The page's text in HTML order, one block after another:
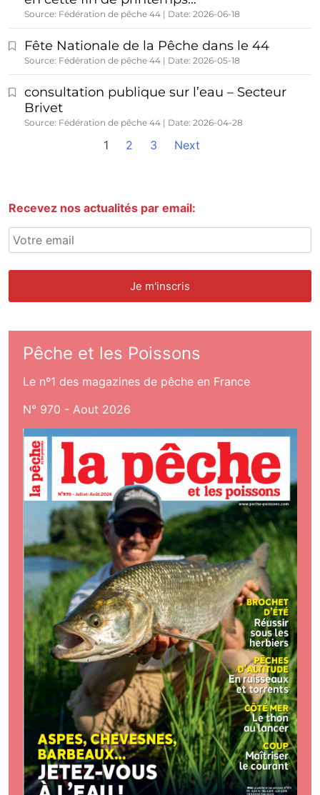
Source: Fédération de pêche 44 Date: 2026-06-18
Fête Nationale de la Pêche dans le 44
Source: Fédération de pêche 44 Date: 2026-05-18
consultation publique sur l’eau – Secteur
Brivet
Source: Fédération de pêche 44 Date: 2026-04-28
1 2 3 Next
Recevez nos actualités par email:
Pêche et les Poissons
Le nº1 des magazines de pêche en France
N° 970 - Aout 2026